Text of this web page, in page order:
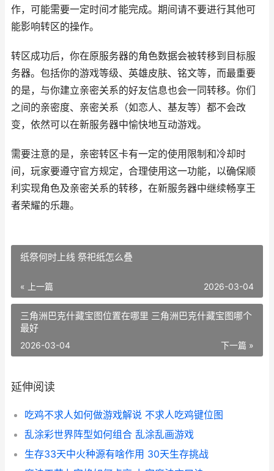
作，可能需要一定时间才能完成。期间请不要进行其他可
能影响转区的操作。
转区成功后，你在原服务器的角色数据会被转移到目标服
务器。包括你的游戏等级、英雄皮肤、铭文等，而最重要
的是，与你建立亲密关系的好友信息也会一同转移。你们
之间的亲密度、亲密关系（如恋人、基友等）都不会改
变，依然可以在新服务器中愉快地互动游戏。
需要注意的是，亲密转区卡有一定的使用限制和冷却时
间，玩家要遵守官方规定，合理使用这一功能，以确保顺
利实现角色及亲密关系的转移，在新服务器中继续畅享王
者荣耀的乐趣。
纸祭何时上线 祭祀纸怎么叠
« 上一篇 2026-03-04
三角洲巴克什藏宝图位置在哪里 三角洲巴克什藏宝图哪个
最好
下一篇 »
2026-03-04
延伸阅读
吃鸡不求人如何做游戏解说 不求人吃鸡键位图
乱涂彩世界阵型如何组合 乱涂乱画游戏
生存33天中火种源有啥作用 30天生存挑战